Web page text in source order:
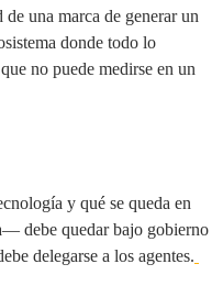
una marca de generar un
donde todo lo
no puede medirse en un
y qué se queda en
debe quedar bajo gobierno
delegarse a los agentes.